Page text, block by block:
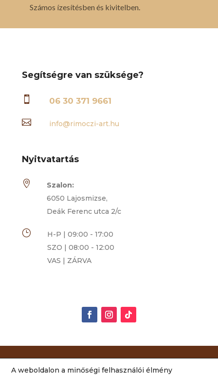
Számos ízesítésben és kivitelben.
Segítségre van szüksége?
 06 30 371 9661
 info@rimoczi-art.hu
Nyitvatartás

Szalon:
6050 Lajosmizse,
Deák Ferenc utca 2/c
}
H-P | 09:00 - 17:00
SZO | 08:00 - 12:00
VAS | ZÁRVA
A weboldalon a minőségi felhasználói élmény